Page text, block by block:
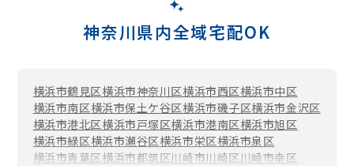
神奈川県内全域宅配OK
横浜市鶴見区横浜市神奈川区横浜市西区横浜市中区
横浜市南区横浜市保土ケ谷区横浜市磯子区横浜市金沢区
横浜市港北区横浜市戸塚区横浜市港南区横浜市旭区
横浜市緑区横浜市瀬谷区横浜市栄区横浜市泉区
横浜市青葉区横浜市都筑区川崎市川崎区川崎市幸区